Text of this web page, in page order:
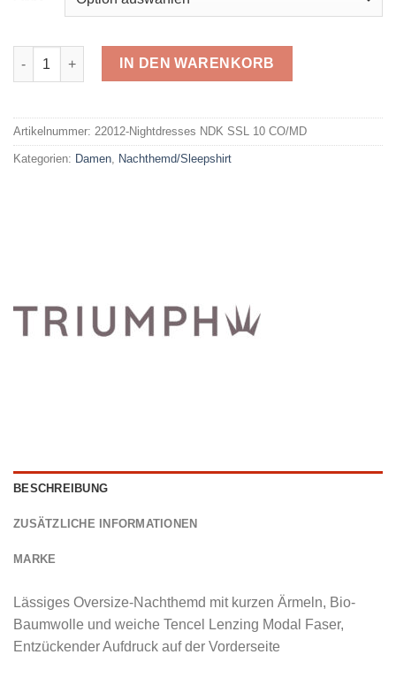
Triumph Sleepshirt Nightdresses NDK Menge
IN DEN WARENKORB
Artikelnummer: 22012-Nightdresses NDK SSL 10 CO/MD
Kategorien: Damen Nachthemd/Sleepshirt
BESCHREIBUNG
ZUSÄTZLICHE INFORMATIONEN
MARKE
Lässiges Oversize-Nachthemd mit kurzen Ärmeln, Bio-
Baumwolle und weiche Tencel Lenzing Modal Faser,
Entzückender Aufdruck auf der Vorderseite